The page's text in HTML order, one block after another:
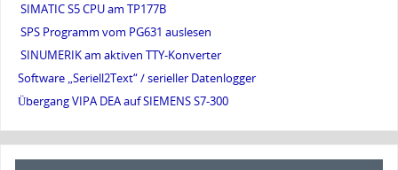
SIMATIC S5 CPU am TP177B
SPS Programm vom PG631 auslesen
SINUMERIK am aktiven TTY-Konverter
Software „Seriell2Text“ / serieller Datenlogger
Übergang VIPA DEA auf SIEMENS S7-300